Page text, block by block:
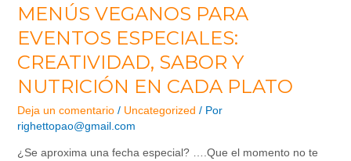
MENÚS VEGANOS PARA
EVENTOS ESPECIALES:
CREATIVIDAD, SABOR Y
NUTRICIÓN EN CADA PLATO
Deja un comentario / Uncategorized / Por
righettopao@gmail.com
¿Se aproxima una fecha especial? ….Que el momento no te